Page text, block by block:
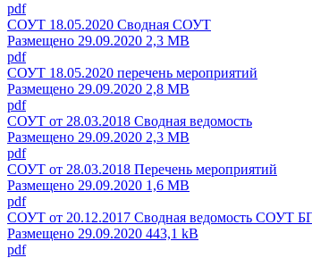
pdf
СОУТ 18.05.2020 Сводная СОУТ
Размещено 29.09.2020 2,3 MB
pdf
СОУТ 18.05.2020 перечень мероприятий
Размещено 29.09.2020 2,8 MB
pdf
СОУТ от 28.03.2018 Сводная ведомость
Размещено 29.09.2020 2,3 MB
pdf
СОУТ от 28.03.2018 Перечень мероприятий
Размещено 29.09.2020 1,6 MB
pdf
СОУТ от 20.12.2017 Сводная ведомость СОУТ
Размещено 29.09.2020 443,1 kB
pdf